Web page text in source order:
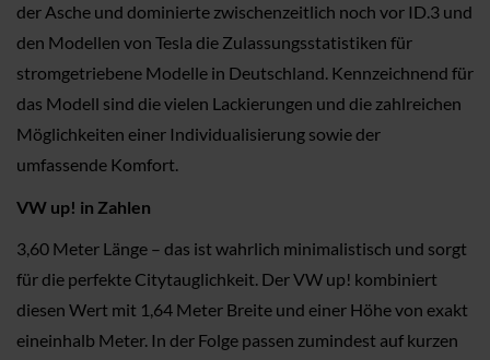
der Asche und dominierte zwischenzeitlich noch vor ID.3 und
den Modellen von Tesla die Zulassungsstatistiken für
stromgetriebene Modelle in Deutschland. Kennzeichnend für
das Modell sind die vielen Lackierungen und die zahlreichen
Möglichkeiten einer Individualisierung sowie der
umfassende Komfort.
VW up! in Zahlen
3,60 Meter Länge – das ist wahrlich minimalistisch und sorgt
für die perfekte Citytauglichkeit. Der VW up! kombiniert
diesen Wert mit 1,64 Meter Breite und einer Höhe von exakt
eineinhalb Meter. In der Folge passen zumindest auf kurzen